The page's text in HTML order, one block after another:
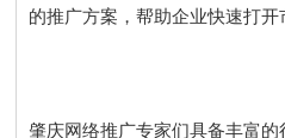
的推广方案，帮助企业快速打开
肇庆网络推广专家们具备丰富